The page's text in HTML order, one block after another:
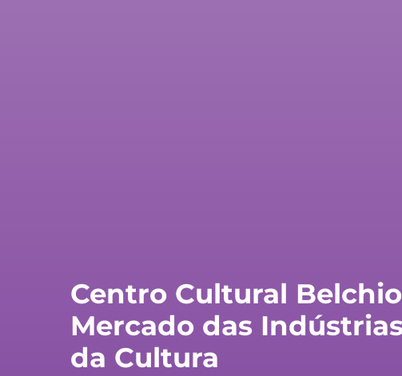
Centro Cultural
Mercado das
da Cultura